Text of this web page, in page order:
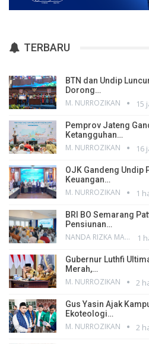
TERBARU
BTN dan Undip
Dorong…
M. NURROZIKAN 15
Pemprov Jateng
Ketangguhan…
M. NURROZIKAN 16
OJK Gandeng Undip
Keuangan…
M. NURROZIKAN 1
BRI BO Semarang
Pensiunan…
NANDA RIZKA MAHENDRA 1
Gubernur Luthfi
Merah,…
M. NURROZIKAN 2
Gus Yasin Ajak
Ekoteologi…
M. NURROZIKAN 2